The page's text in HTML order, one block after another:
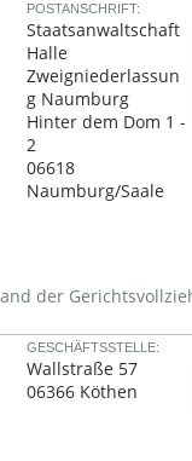
POSTANSCHRIFT:
Staatsanwaltschaft
Halle
Zweigniederlassun
g Naumburg
Hinter dem Dom 1 -
2
06618
Naumburg/Saale
der
GESCHÄFTSSTELLE:
Wallstraße 57
06366 Köthen